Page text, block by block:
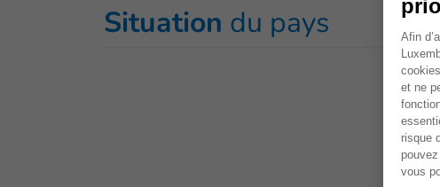
Situation du pays